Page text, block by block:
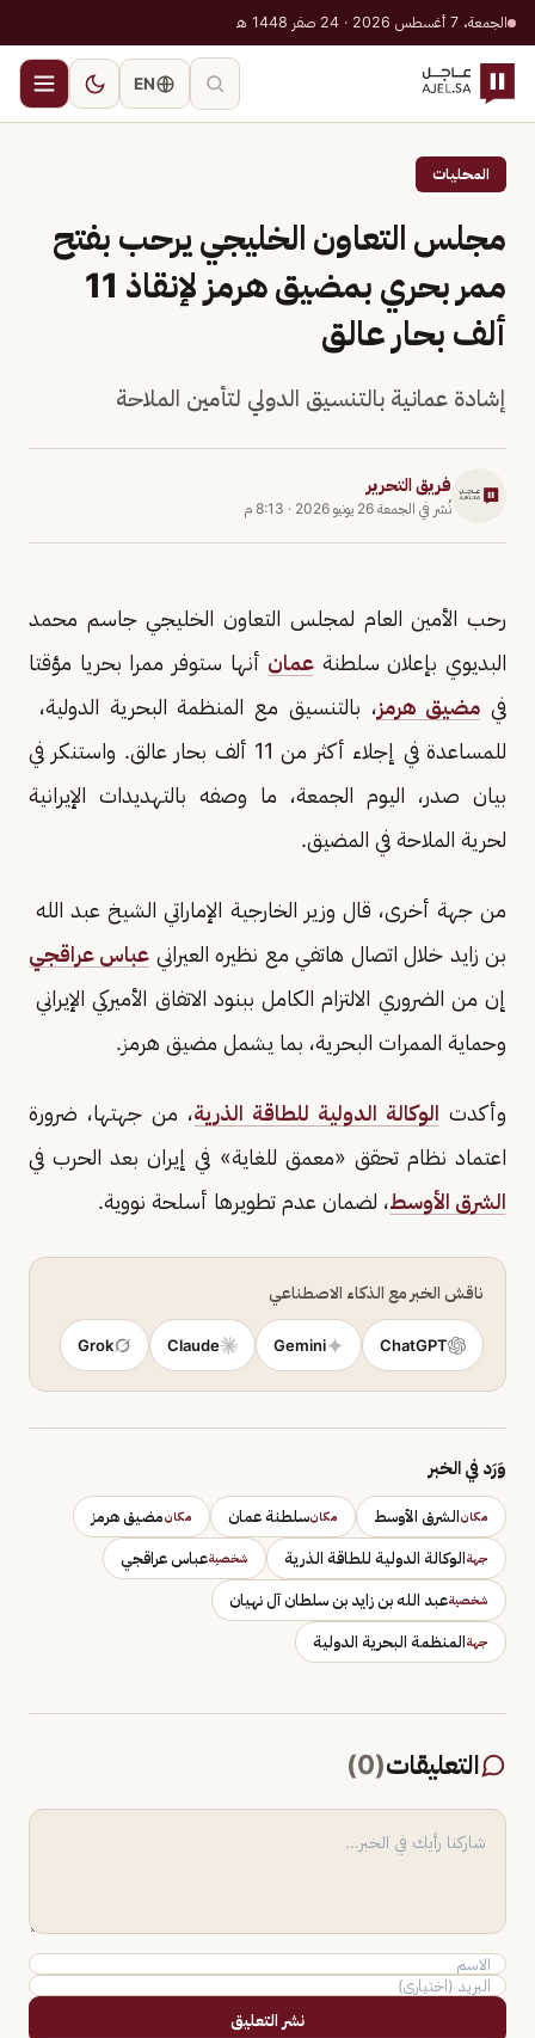
الجمعة، 7 أغسطس 2026 · 24 صفر 1448 هـ
EN
المحليات
مجلس التعاون الخليجي يرحب بفتح
ممر بحري بمضيق هرمز لإنقاذ 11
ألف بحار عالق
إشادة عمانية بالتنسيق الدولي لتأمين الملاحة
فريق التحرير
نُشر في الجمعة 26 يونيو 2026 · 8:13 م
رحب ​الأمين العام لمجلس التعاون الخليجي جاسم محمد
البديوي ‌بإعلان ‌سلطنة ​ عمان ‌أنها ⁠ستوفر ​ممرا بحريا ⁠مؤقتا
في مضيق هرمز، بالتنسيق ⁠مع ‌المنظمة البحرية ‌الدولية، ​
للمساعدة ‌في إجلاء ‌أكثر من 11 ألف ‌بحار عالق. واستنكر في
بيان ⁠صدر، ⁠اليوم الجمعة، ما وصفه بالتهديدات الإيرانية
لحرية الملاحة في ​المضيق.
من جهة أخرى، قال وزير الخارجية الإماراتي الشيخ عبد الله ​
بن زايد خلال اتصال هاتفي مع نظيره العيراني عباس عراقجي
إن من الضروري الالتزام الكامل ‌ببنود الاتفاق ‌الأميركي الإيراني ​
وحماية ‌الممرات ⁠البحرية، ​بما يشمل ⁠مضيق هرمز.
وأكدت الوكالة الدولية للطاقة الذرية، من جهتها، ضرورة
اعتماد نظام تحقق «معمق للغاية» في إيران بعد الحرب في
الشرق الأوسط، لضمان عدم تطويرها أسلحة نووية.
ناقش الخبر مع الذكاء الاصطناعي
ChatGPT
Gemini
Claude
Grok
وَرَد في الخبر
مكانالشرق الأوسط مكانسلطنة عمان مكانمضيق هرمز
جهةالوكالة الدولية للطاقة الذرية شخصيةعباس عراقجي
شخصيةعبد الله بن زايد بن سلطان آل نهيان
جهةالمنظمة البحرية الدولية
التعليقات(
0
)
نشر التعليق